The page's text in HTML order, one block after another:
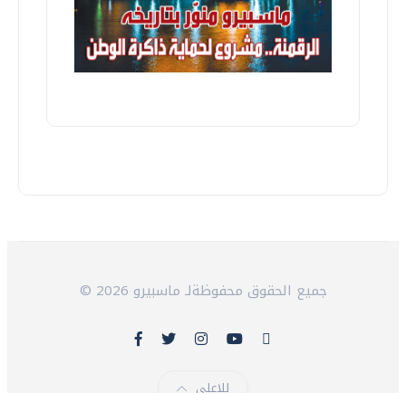
© 2026 جميع الحقوق محفوظةلـ ماسبيرو
للاعلى